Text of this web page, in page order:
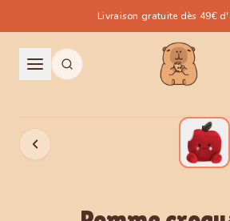
Livraison gratuite dès 49€